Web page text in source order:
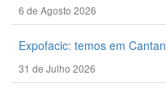
6 de Agosto 2026
Expofacic: temos em
31 de Julho 2026